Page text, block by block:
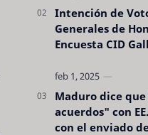
Intención de
Generales de
Encuesta CID
Maduro dice
acuerdos" con
con el enviado